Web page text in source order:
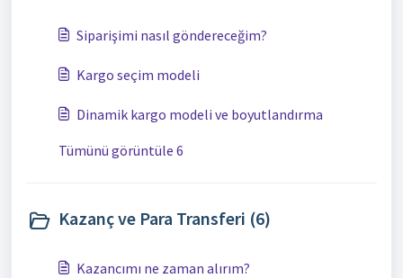
Siparişimi nasıl göndereceğim?
Kargo seçim modeli
Dinamik kargo modeli ve boyutlandırma
Tümünü görüntüle 6
Kazanç ve Para Transferi (6)
Kazancımı ne zaman alırım?